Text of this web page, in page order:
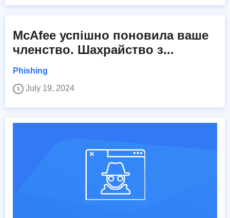
McAfee успішно поновила ваше
членство. Шахрайство з...
Phishing
July 19, 2024